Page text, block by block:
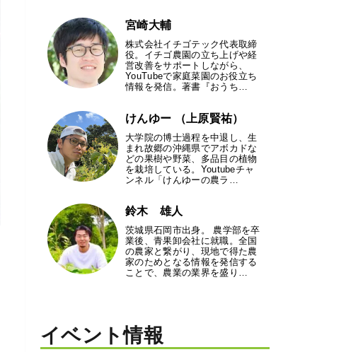
宮崎大輔
株式会社イチゴテック代表取締
役。イチゴ農園の立ち上げや経
営改善をサポートしながら、
YouTubeで家庭菜園のお役立ち
情報を発信。著書『おうち…
けんゆー （上原賢祐）
大学院の博士過程を中退し、生
まれ故郷の沖縄県でアボカドな
どの果樹や野菜、多品目の植物
を栽培している。Youtubeチャ
ンネル「けんゆーの農ラ…
鈴木 雄人
茨城県石岡市出身。 農学部を卒
業後、青果卸会社に就職。全国
の農家と繋がり、現地で得た農
家のためとなる情報を発信する
ことで、農業の業界を盛り…
イベント情報